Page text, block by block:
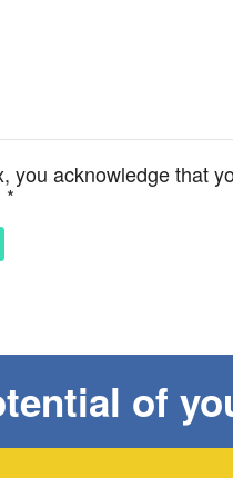
you acknowledge that
*
of